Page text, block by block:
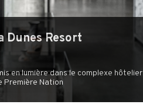
Dunes Resort
en lumière dans le complexe hôtelier
Première Nation